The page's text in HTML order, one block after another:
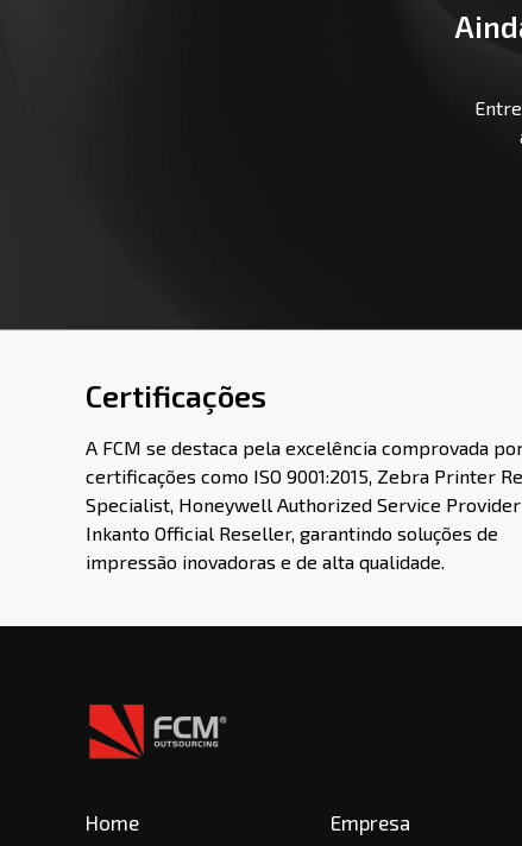
Certificações
A FCM se destaca pela excelência comprovada
certificações como ISO 9001:2015, Zebra Printer
Specialist, Honeywell Authorized Service
Inkanto Official Reseller, garantindo soluções de
impressão inovadoras e de alta qualidade.
Home
Empresa